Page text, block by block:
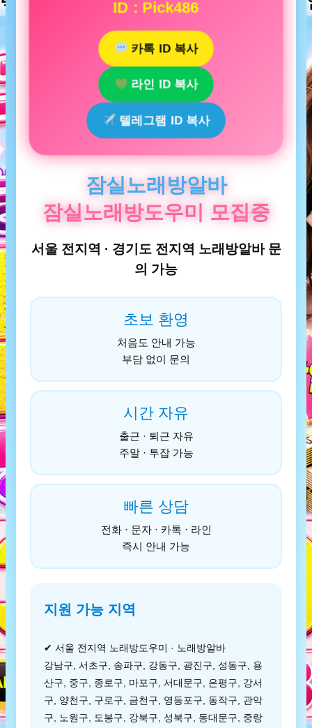
ID : Pick486
카톡 ID 복사
라인 ID 복사
텔레그램 ID 복사
잠실노래방알바
잠실노래방도우미 모집중
서울 전지역 · 경기도 전지역 노래방알바 문
의 가능
초보 환영
처음도 안내 가능
부담 없이 문의
시간 자유
출근 · 퇴근 자유
주말 · 투잡 가능
빠른 상담
전화 · 문자 · 카톡 · 라인
즉시 안내 가능
지원 가능 지역
✔ 서울 전지역 노래방도우미 · 노래방알바
강남구, 서초구, 송파구, 강동구, 광진구, 성동구, 용
산구, 중구, 종로구, 마포구, 서대문구, 은평구, 강서
구, 양천구, 구로구, 금천구, 영등포구, 동작구, 관악
구, 노원구, 도봉구, 강북구, 성북구, 동대문구, 중랑